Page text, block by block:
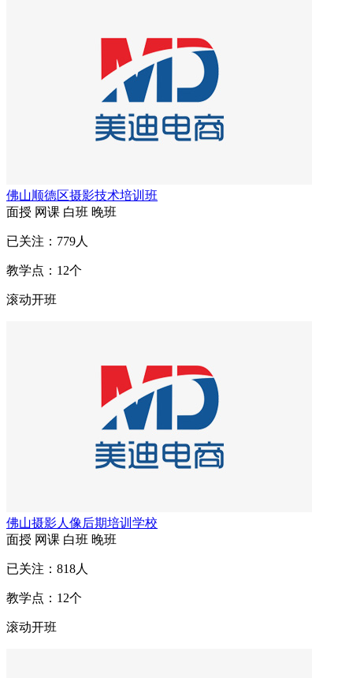
佛山顺德区摄影技术培训班
面授 网课 白班 晚班
已关注： 779人
教学点： 12个
滚动开班
佛山摄影人像后期培训学校
面授 网课 白班 晚班
已关注： 818人
教学点： 12个
滚动开班